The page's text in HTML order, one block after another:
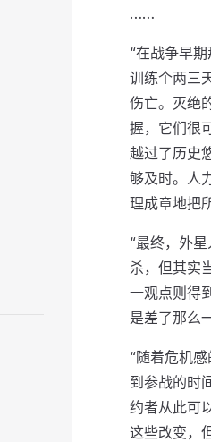
……
“在战争早
训练个两三
伤亡。灭绝
握，它们很
越过了历史
够及时。人
理成章地把
“最终，外
杀，但其实
一观点则得
是差了那么
“随着危机
到参战的时
约者从此可
这些改变，